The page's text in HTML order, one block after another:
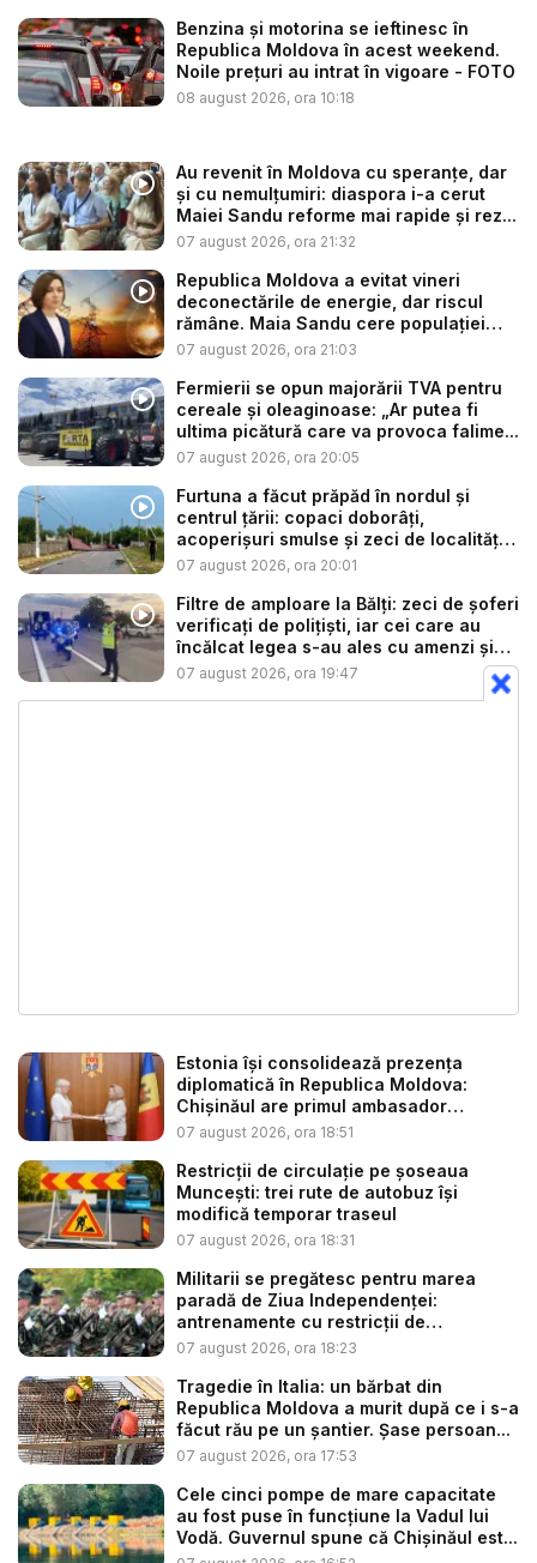
Benzina și motorina se ieftinesc în
Republica Moldova în acest weekend.
Noile prețuri au intrat în vigoare - FOTO
08 august 2026, ora 10:18
Au revenit în Moldova cu speranțe, dar
și cu nemulțumiri: diaspora i-a cerut
Maiei Sandu reforme mai rapide și rez...
07 august 2026, ora 21:32
Republica Moldova a evitat vineri
deconectările de energie, dar riscul
rămâne. Maia Sandu cere populației
să...
07 august 2026, ora 21:03
Fermierii se opun majorării TVA pentru
cereale și oleaginoase: „Ar putea fi
ultima picătură care va provoca falime...
07 august 2026, ora 20:05
Furtuna a făcut prăpăd în nordul și
centrul țării: copaci doborâți,
acoperișuri smulse și zeci de localități
...
07 august 2026, ora 20:01
Filtre de amploare la Bălți: zeci de șoferi
verificați de polițiști, iar cei care au
încălcat legea s-au ales cu amenzi și
s...
07 august 2026, ora 19:47
Estonia își consolidează prezența
diplomatică în Republica Moldova:
Chișinăul are primul ambasador
estonia...
07 august 2026, ora 18:51
Restricții de circulație pe șoseaua
Muncești: trei rute de autobuz își
modifică temporar traseul
07 august 2026, ora 18:31
Militarii se pregătesc pentru marea
paradă de Ziua Independenței:
antrenamente cu restricții de
circulație...
07 august 2026, ora 18:23
Tragedie în Italia: un bărbat din
Republica Moldova a murit după ce i s-a
făcut rău pe un șantier. Șase persoan...
07 august 2026, ora 17:53
Cele cinci pompe de mare capacitate
au fost puse în funcțiune la Vadul lui
Vodă. Guvernul spune că Chișinăul est...